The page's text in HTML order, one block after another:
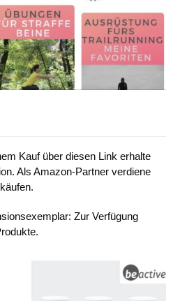
Kauf über diesen Link erhalte
Als Amazon-Partner verdiene
Zur Verfügung